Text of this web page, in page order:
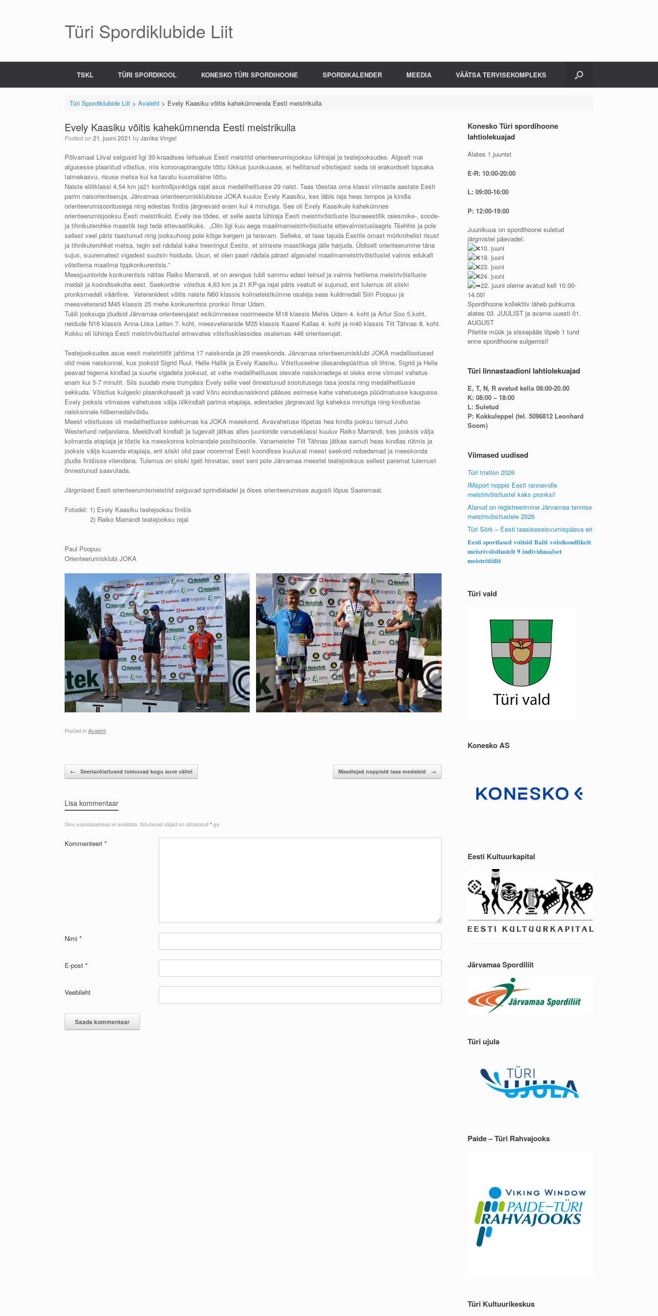
Türi Spordiklubide Liit
TSKL TÜRI SPORDIKOOL KONESKO TÜRI SPORDIHOONE SPORDIKALENDER MEEDIA VÄÄTSA TERVISEKOMPLEKS
Türi Spordiklubide Liit> Avaleht> Evely Kaasiku võitis kahekümnenda Eesti meistrikulla
Evely Kaasiku võitis kahekümnenda Eesti meistrikulla
Posted on 21. juuni 2021 byJanika Vingel
Põlvamaal Liival selgusid ligi 30-kraadises leitsakus Eesti meistrid orienteerumisjooksu lühirajal ja teatejooksudes. Algselt mai
algusesse plaanitud võistlus, mis koroonapiirangute tõttu lükkus juunikuusse, ei hellitanud võistlejaid: seda nii erakordselt lopsaka
taimekasvu, risuse metsa kui ka tavatu kuumalaine tõttu.
Naiste eliitklassi 4,54 km ja21 kontrollpunktiga rajal asus medaliheitlusse 29 naist. Taas tõestas oma klassi viimaste aastate Eesti
parim naisorienteeruja, Järvamaa orienteerumisklubisse JOKA kuuluv Evely Kaasiku, kes läbis raja heas tempos ja kindla
orienteerumisooritusega ning edestas finišis järgnevaid enam kui 4 minutiga. See oli Evely Kaasikule kahekümnes
orienteerumisjooksu Eesti meistrikuld. Evely ise tõdes, et selle aasta lühiraja Eesti meistrivõistluste lõunaeestilik raiesmike-, soode-
ja tihnikuterohke maastik tegi teda ettevaatlikuks. „Olin ligi kuu aega maailmameistrivõistluste ettevalmistuslaagris Tšehhis ja pole
sellest veel päris taastunud ning jooksuhoog pole kõige kergem ja teravam. Selleks, et taas tajuda Eestile omast mürkrohelist risust
ja tihnikuterohket metsa, tegin sel nädalal kaks treeningut Eestis, et siinsete maastikega jälle harjuda. Üldiselt orienteerumine täna
sujus, suurematest vigadest suutsin hoiduda. Usun, et olen paari nädala pärast algavatel maailmameistrivõistlustel valmis edukalt
võistlema maailma tippkonkurentsis.”
Meesjuunioride konkurentsis näitas Raiko Marrandi, et on arengus tubli sammu edasi teinud ja valmis heitlema meistrivõistluste
medali ja koondisekoha eest. Seekordne võistlus 4,63 km ja 21 KP-ga rajal päris veatult ei sujunud, ent tulemus oli siiski
pronksmedali vääriline. Veteranidest võitis naiste N60 klassis kolmeteistkümne osaleja seas kuldmedali Siiri Poopuu ja
meesveteranid M45 klassis 25 mehe konkurentsis pronksi Ilmar Udam.
Tubli jooksuga jõudsid Järvamaa orienteerujaist esikümnesse noormeeste M18 klassis Mehis Udam 4. koht ja Artur Soo 5.koht,
neidude N16 klassis Anna-Liisa Leiten 7. koht, meesveteranide M35 klassis Kaarel Kallas 4. koht ja m40 klassis Tiit Tähnas 8. koht.
Kokku oli lühiraja Eesti meistrivõistlustel erinevates võistlusklassides osalemas 446 orienteerujat.
Teatejooksudes asus eesti meistrtiitlit jahtima 17 naiskonda ja 29 meeskonda. Järvamaa orienteerumisklubi JOKA medalilootused
olid meie naiskonnal, kus jooksid Sigrid Ruul, Helle Hallik ja Evely Kaasiku. Võistluseelne ülesandepüstitus oli lihtne, Sigrid ja Helle
peavad tegema kindlad ja suurte vigadeta jooksud, et vahe medaliheitluses olevate naiskonadega ei oleks enne viimast vahetus
enam kui 5-7 minutit. Siis suudab meie trumpäss Evely selle veel õnnestunud soorutusega tasa joosta ning medaliheitlusse
sekkuda. Võistlus kulgeski plaanikohaselt ja vaid Võru esindusnaiskond pääses esimese kahe vahetusega püüdmatusse kaugusse.
Evely jooksis viimases vahetuses välja ülikindlalt parima etapiaja, edestades järgnevaid ligi kaheksa minutiga ning kindlustas
naiskonnale hõbemedalivõidu.
Meest võistluses oli medaliheitlusse sekkumas ka JOKA meeskond. Avavahetuse lõpetas hea kindla jooksu teinud Juho
Westerlund neljandana. Meeldivalt kindlalt ja tugevalt jätkas alles juunioride vanuseklassi kuuluv Raiko Marrandi, kes jooksis välja
kolmanda etapiaja ja tõstis ka meeskonna kolmandale positsioonile. Vanameister Tiit Tähnas jätkas samuti heas kindlas rütmis ja
jooksis välja kuuenda etapiaja, ent siiski olid paar nooremat Eesti koondisse kuuluvat meest seekord nobedamad ja meeskonda
jõudis finišisse viiendana. Tulemus on siiski igati hinnatav, sest seni pole Järvamaa meestel teatejooksus sellest paremat tulemust
õnnestunud saavutada.
Järgmised Eesti orienteerumismeistrid selguvad sprindialadel ja öises orienteerumises augusti lõpus Saaremaal.
Fotodel: 1) Evely Kaasiku teatejooksu finišis
2) Raiko Marrandi teatejooksu rajal
Paul Poopuu
Orienteerumisklubi JOKA
Posted inAvaleht.
Post navigation
← Seeriavõistlused toimuvad kogu suve vältel Maadlejad noppisid taas medaleid →
Lisa kommentaar
Sinu e-postiaadressi ei avaldata. Nõutavad väljad on tähistatud *-ga
Kommenteeri *
Nimi *
E-post *
Veebileht
Konesko Türi spordihoone
lahtiolekuajad
Alates 1.juunist
E-R: 10:00-20:00
L: 09:00-16:00
P: 12:00-19:00
Juunikuus on spordihoone suletud
järgmistel päevadel:
10. juuni
19. juuni
23. juuni
24. juuni
22. juuni oleme avatud kell 10.00-
14.00!
Spordihoone kollektiiv läheb puhkuma
alates 03. JUULIST ja avame uuesti 01.
AUGUST
Piletite müük ja sissepääs lõpeb 1 tund
enne spordihoone sulgemist!
Türi linnastaadioni lahtiolekuajad
E, T, N, R avatud kella 08:00-20.00
K: 08:00 – 18:00
L: Suletud
P: Kokkuleppel (tel. 5096812 Leonhard
Soom)
Viimased uudised
Türi triatlon 2026
IMsport noppis Eesti rannavolle
meistrivõistlustel kaks pronksi!
Alanud on registreerimine Järvamaa tennise
meistrivõistlustele 2026
Türi Sörk – Eesti taasiseseisvumispäeva eri
𝐄𝐞𝐬𝐭𝐢 𝐬𝐩𝐨𝐫𝐭𝐥𝐚𝐬𝐞𝐝 𝐯𝐨̃𝐢𝐭𝐬𝐢𝐝 𝐁𝐚𝐥𝐭𝐢 𝐯𝐨̃𝐢𝐬𝐭𝐤𝐨𝐧𝐝𝐥𝐢𝐤𝐞𝐥𝐭
𝐦𝐞𝐢𝐬𝐫𝐢𝐯𝐨̃𝐢𝐬𝐭𝐥𝐮𝐬𝐭𝐞𝐥𝐭 𝟗 𝐢𝐧𝐝𝐢𝐯𝐢𝐝𝐮𝐚𝐚𝐥𝐬𝐞𝐭
𝐦𝐞𝐢𝐬𝐭𝐫𝐢𝐭𝐢𝐢𝐭𝐥𝐢𝐭
Türi vald
Konesko AS
Eesti Kultuurkapital
Järvamaa Spordiliit
Türi ujula
Paide – Türi Rahvajooks
Türi Kultuurikeskus